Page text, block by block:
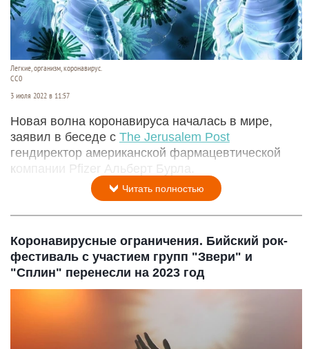
Легкие, организм, коронавирус.
СС0
3 июля 2022 в 11:57
Новая волна коронавируса началась в мире,
заявил в беседе с The Jerusalem Post
гендиректор американской фармацевтической
компании Pfizer Альберт Бурла.
Читать полностью
Коронавирусные ограничения. Бийский рок-
фестиваль с участием групп "Звери" и
"Сплин" перенесли на 2023 год